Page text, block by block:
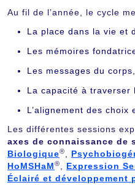
Au fil de l’année, le cycle
La place dans la vie et
Les mémoires
Les messages du corps,
La capacité à traverser
L’alignement des choix
Les différentes sessions
axes de connaissance de
Biologique®
HoMSHaM® Expression
Éclairé et développement